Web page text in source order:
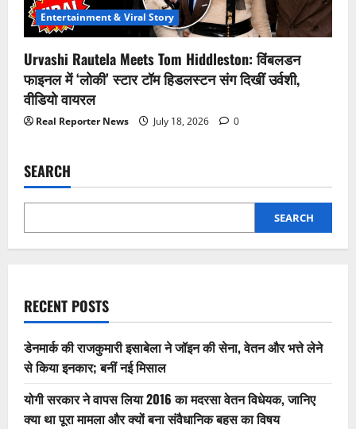
Entertainment & Viral Story
Urvashi Rautela Meets Tom Hiddleston: विंबलडन
फाइनल में ‘लोकी’ स्टार टॉम हिडलस्टन संग दिखीं उर्वशी,
वीडियो वायरल
Real Reporter News July 18, 2026 0
SEARCH
SEARCH
RECENT POSTS
डेनमार्क की राजकुमारी इसाबेला ने जॉइन की सेना, वेतन और भत्ते लेने
से किया इनकार; बनीं नई मिसाल
योगी सरकार ने वापस लिया 2016 का मदरसा वेतन विधेयक, जानिए
क्या था पूरा मामला और क्यों बना संवैधानिक बहस का विषय